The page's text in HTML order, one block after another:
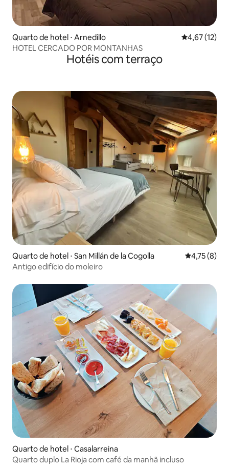
Quarto de hotel ⋅ Arnedillo 4,67 de uma
4,67 (12)
HOTEL CERCADO POR MONTANHAS
Hotéis com terraço
Quarto de hotel ⋅ San Millán de la Cogolla 4,75 de
4,75 (8)
Antigo edifício do moleiro
Quarto de hotel ⋅ Casalarreina
Quarto duplo La Rioja com café da manhã incluso